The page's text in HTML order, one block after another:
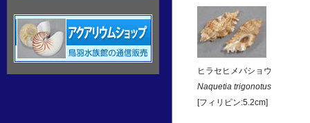
ヒラセヒメバショウ
Naquetia trigonotus
[フィリピン:5.2cm]